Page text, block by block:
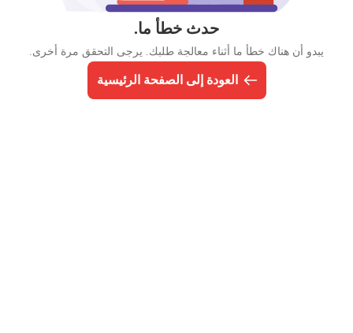
حدث خطأ ما.
يبدو أن هناك خطأ ما أثناء معالجة طلبك. يرجى التحقق مرة أخرى.
العودة إلى الصفحة الرئيسية